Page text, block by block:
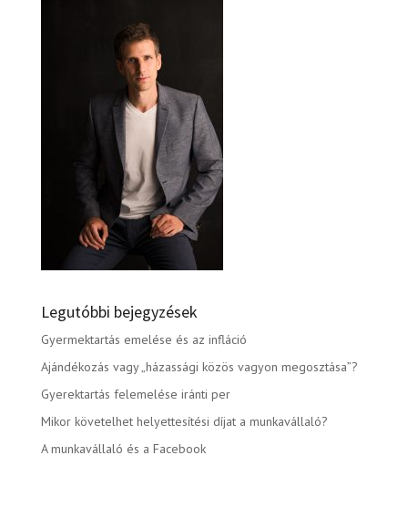
Legutóbbi bejegyzések
Gyermektartás emelése és az infláció
Ajándékozás vagy „házassági közös vagyon megosztása”?
Gyerektartás felemelése iránti per
Mikor követelhet helyettesítési díjat a munkavállaló?
A munkavállaló és a Facebook